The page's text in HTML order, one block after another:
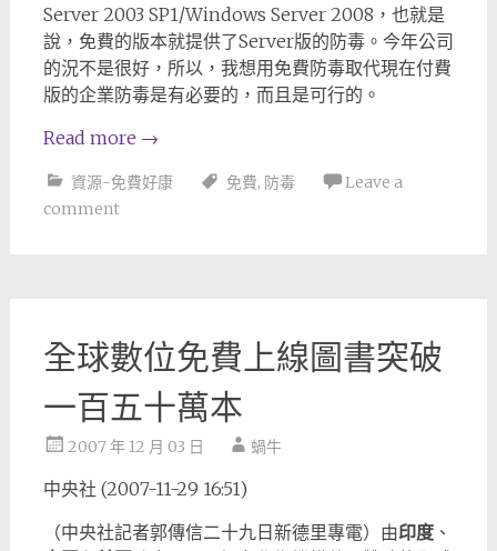
Server 2003 SP1/Windows Server 2008，也就是
說，免費的版本就提供了Server版的防毒。今年公司
的況不是很好，所以，我想用免費防毒取代現在付費
版的企業防毒是有必要的，而且是可行的。
Read more →
資源-免費好康 免費, 防毒
Leave a
comment
全球數位免費上線圖書突破
一百五十萬本
2007 年 12 月 03 日 蝸牛
中央社 (2007-11-29 16:51)
（中央社記者郭傳信二十九日新德里專電）由印度、